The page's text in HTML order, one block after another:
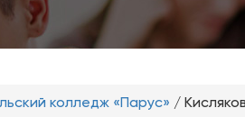
колледж «Парус» /